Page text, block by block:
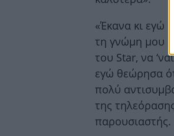
«Έκανα κι εγώ
τη γνώμη μου
του Star, να
εγώ θεώρησα
πολύ
της
παρουσιαστής.